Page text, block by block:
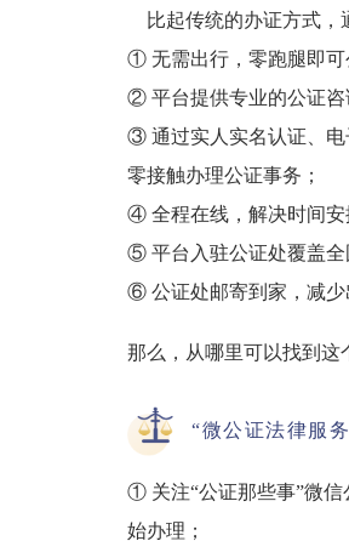
比起传统的办证方式，
① 无需出行，零跑腿即可
② 平台提供专业的公证
③ 通过实人实名认证、电
零接触办理公证事务；
④ 全程在线，解决时间安
⑤ 平台入驻公证处覆盖全
⑥ 公证处邮寄到家，减少
那么，从哪里可以找到这
“微公证法律服
① 关注“公证那些事”微信
始办理；